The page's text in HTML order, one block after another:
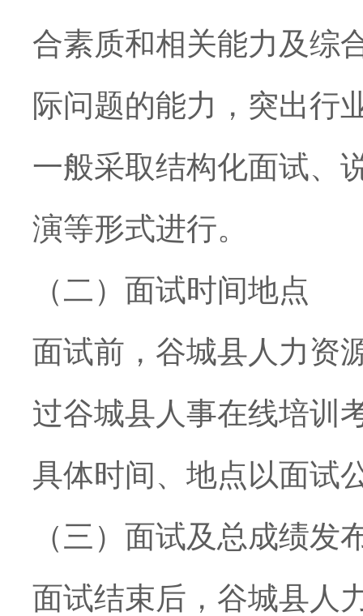
合素质和相关能力及综
际问题的能力，突出行
一般采取结构化面试、
演等形式进行。
（二）面试时间地点
面试前，谷城县人力资
过谷城县人事在线培训
具体时间、地点以面试
（三）面试及总成绩发
面试结束后，谷城县人